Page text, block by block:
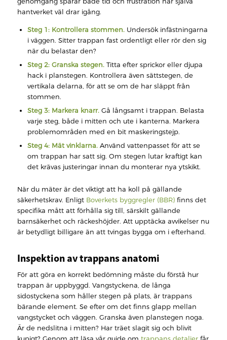
hantverket väl drar igång.
Steg 1: Kontrollera stommen.Undersök infästningarna
i väggen. Sitter trappan fast ordentligt eller rör den sig
när du belastar den?
Steg 2: Granska stegen.Titta efter sprickor eller djupa
hack i planstegen. Kontrollera även sättstegen, de
vertikala delarna, för att se om de har släppt från
stommen.
Steg 3: Markera knarr.Gå långsamt i trappan. Belasta
varje steg, både i mitten och ute i kanterna. Markera
problemområden med en bit maskeringstejp.
Steg 4: Mät vinklarna.Använd vattenpasset för att se
om trappan har satt sig. Om stegen lutar kraftigt kan
det krävas justeringar innan du monterar nya ytskikt.
När du mäter är det viktigt att ha koll på gällande
säkerhetskrav. Enligt Boverkets byggregler (BBR)finns det
specifika mått att förhålla sig till, särskilt gällande
barnsäkerhet och räckeshöjder. Att upptäcka avvikelser nu
är betydligt billigare än att tvingas bygga om i efterhand.
Inspektion av trappans anatomi
För att göra en korrekt bedömning måste du förstå hur
trappan är uppbyggd. Vangstyckena, de långa
sidostyckena som håller stegen på plats, är trappans
bärande element. Se efter om det finns glapp mellan
vangstycket och väggen. Granska även planstegen noga.
Är de nedslitna i mitten? Har träet slagit sig och blivit